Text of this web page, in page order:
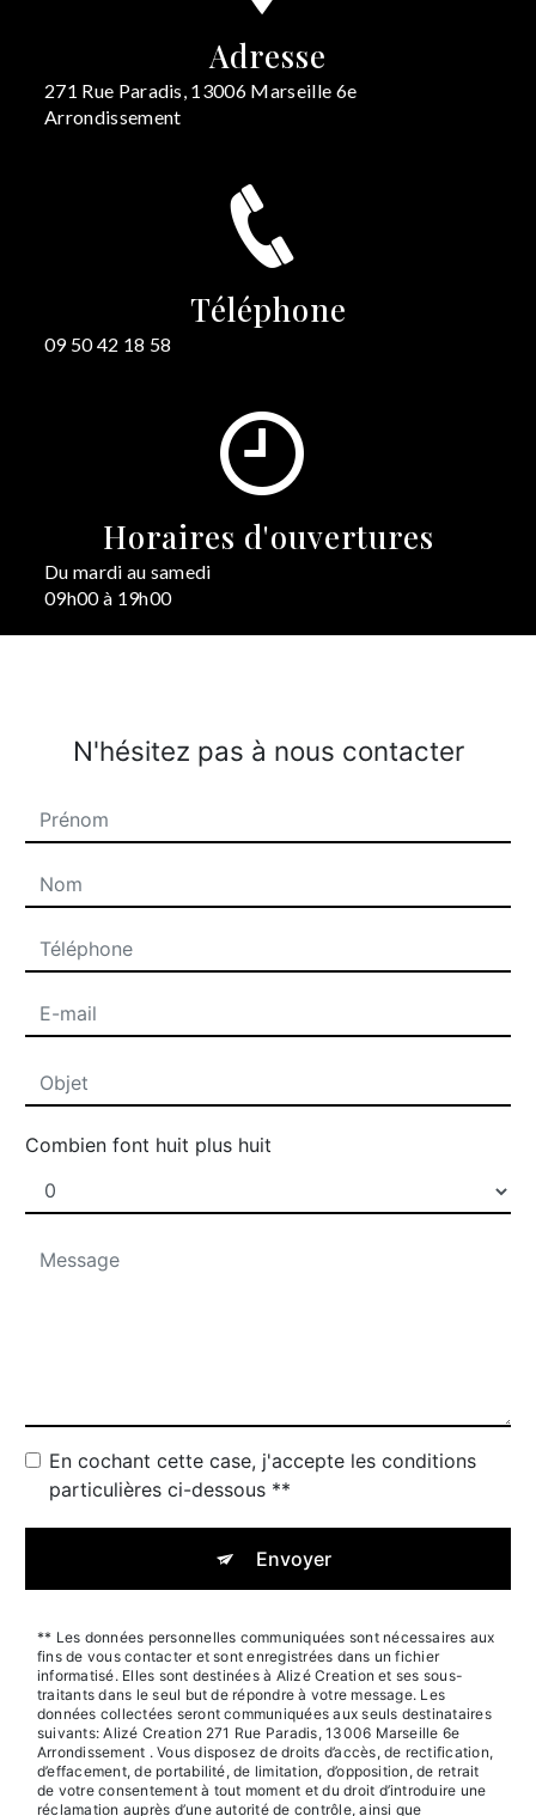
Adresse
271 Rue Paradis, 13006 Marseille 6e
Arrondissement
Téléphone
09 50 42 18 58
Horaires d'ouvertures
Du mardi au samedi
09h00 à 19h00
N'hésitez pas à nous contacter
Combien font huit plus huit
En cochant cette case, j'accepte les conditions
particulières ci-dessous **
Envoyer
** Les données personnelles communiquées sont nécessaires aux
fins de vous contacter et sont enregistrées dans un fichier
informatisé. Elles sont destinées à Alizé Creation et ses sous-
traitants dans le seul but de répondre à votre message. Les
données collectées seront communiquées aux seuls destinataires
suivants: Alizé Creation 271 Rue Paradis, 13006 Marseille 6e
Arrondissement . Vous disposez de droits d’accès, de rectification,
d’effacement, de portabilité, de limitation, d’opposition, de retrait
de votre consentement à tout moment et du droit d’introduire une
réclamation auprès d’une autorité de contrôle, ainsi que